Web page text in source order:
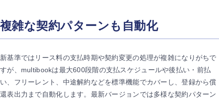
複雑な契約パターンも自動化
新基準ではリース料の支払時期や契約変更の処理が複雑になりがちで
すが、multibookは最大600段階の支払スケジュールや後払い・前払
い、フリーレント、中途解約などを標準機能でカバーし、登録から償
還表出力まで自動化します。最新バージョンでは多様な契約パターン